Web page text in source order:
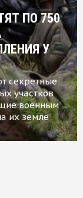
ПО 750
У
секретные
участков
военным
их земле